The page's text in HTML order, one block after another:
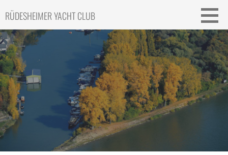
content
RÜDESHEIMER YACHT CLUB